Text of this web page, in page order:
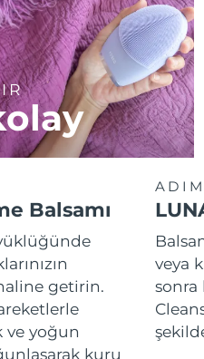
Balsamı
getirin.
ve yoğun
kuru
veya
sonra